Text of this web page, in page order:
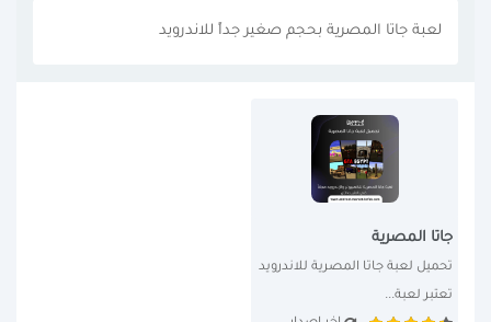
لعبة جاتا المصرية بحجم صغير جداً للاندرويد
جاتا المصرية
تعتبر لعبة...